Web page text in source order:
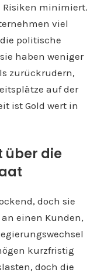
Risiken minimiert.
viel
politische
haben weniger
zurückrudern,
auf der
ist Gold wert in
über die
doch sie
einen Kunden,
kurzfristig
doch die